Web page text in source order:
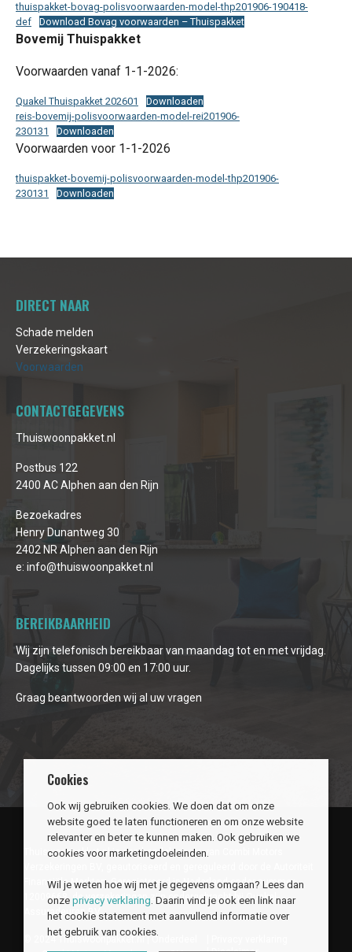
thuispakket-bovag-polisvoorwaarden-model-thp201906-190418-
def
Download Bovag voorwaarden – Thuispakket
Bovemij Thuispakket
Voorwaarden vanaf 1-1-2026:
Quakel Thuispakket 202601
Downloaden
reis-bovemij-polisvoorwaarden-model-rei201906-
230131
Downloaden
Voorwaarden voor 1-1-2026
thuispakket-bovemij-polisvoorwaarden-model-thp201906-
230131
Downloaden
DIRECT NAAR
Schade melden
Verzekeringskaart
Voorwaarden
CONTACTGEGEVENS
Thuiswoonpakket.nl
Postbus 122
2400 AC Alphen aan den Rijn
Bezoekadres
Henry Dunantweg 30
2402 NR Alphen aan den Rijn
e: info@thuiswoonpakket.nl
BEREIKBAARHEID
Wij zijn telefonisch bereikbaar van maandag tot en met vrijdag.
Dagelijks tussen 09:00 en 17:00 uur.
Graag beantwoorden wij al uw vragen
Thuiswoonpakket.nl is een handelsnaam van Combi Motors
Financiële Markten. Geregistreerd in Nederland onder nummer
12009668. de verzekeringen zijn ondergebracht bij Quakel
Assuradeuren BV.
© 2024 Thuiswoonpakket.nl | Onderdeel
Cookies
Ook wij gebruiken cookies. We doen dat om onze
website goed te laten functioneren en om onze website
relevanter en beter te kunnen maken. Ook gebruiken we
cookies voor marketingdoeleinden.
Wil je weten hoe wij met je gegevens omgaan? Lees dan
onze privacy verklaring. Daarin vind je ook een link naar
het cookie statement met aanvullend informatie over
het gebruik van cookies.